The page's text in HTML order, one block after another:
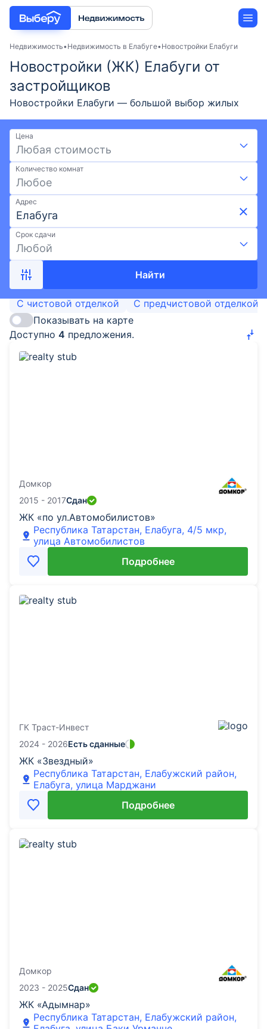
Новостройки
Застройщики
Ипотека
Недвижимость Недвижимость в Елабуге Новостройки Елабуги
Новостройки (ЖК) Елабуги от
застройщиков
Новостройки Елабуги — большой выбор жилых
комплексов от застройщиков в 2026 году.
Подобрать жильё в новостройках Елабуги можно
на выгодных условиях: акции и скидки от
застройщиков, ипотека. Поиск подходящей
недвижимости по карте, удобным фильтрам,
актуальные цены и фото. К выбору доступно 4 ЖК
с ценами от - и площадью от - до -. Подберите
новостройку от застройщика в Елабуге на
Выберу.ру.
Цена
Любая стоимость
Количество комнат
Любое
Адрес
Срок сдачи
Любой
Найти
С чистовой отделкой
С предчистовой отделкой
Показывать на карте
Доступно 4 предложения.
Домкор
ЖК «по ул.Автомобилистов»
2015 - 2017Сдан
Республика Татарстан, Елабуга, 4/5 мкр,
улица Автомобилистов
Подробнее
ГК Траст-Инвест
ЖК «Звездный»
2024 - 2026Есть сданные
Республика Татарстан, Елабужский район,
Елабуга, улица Марджани
Подробнее
Домкор
ЖК «Адымнар»
2023 - 2025Сдан
Республика Татарстан, Елабужский район,